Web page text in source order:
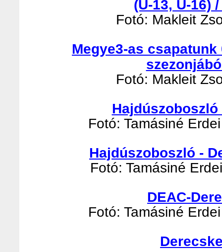
(U-13, U-16)
Fotó: Makleit
Megye3-as
Fotó: Makleit
Fotó: Tamásiné
Hajdúszoboszló -
Fotó: Tamásiné
DEAC-
Fotó: Tamásiné